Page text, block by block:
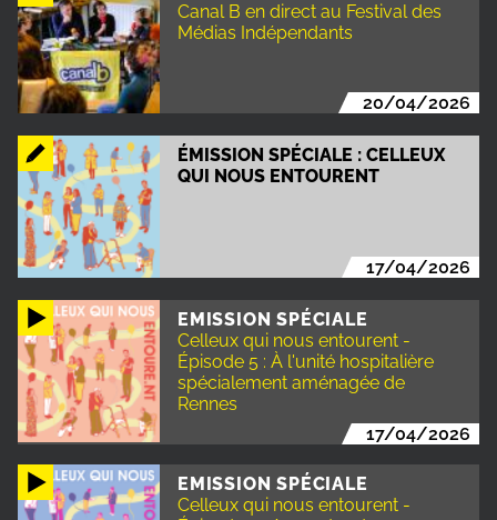
Canal B en direct au Festival des
Médias Indépendants
20/04/2026
ÉMISSION SPÉCIALE : CELLEUX
QUI NOUS ENTOURENT
17/04/2026
EMISSION SPÉCIALE
Celleux qui nous entourent -
Épisode 5 : À l'unité hospitalière
spécialement aménagée de
Rennes
17/04/2026
EMISSION SPÉCIALE
Celleux qui nous entourent -